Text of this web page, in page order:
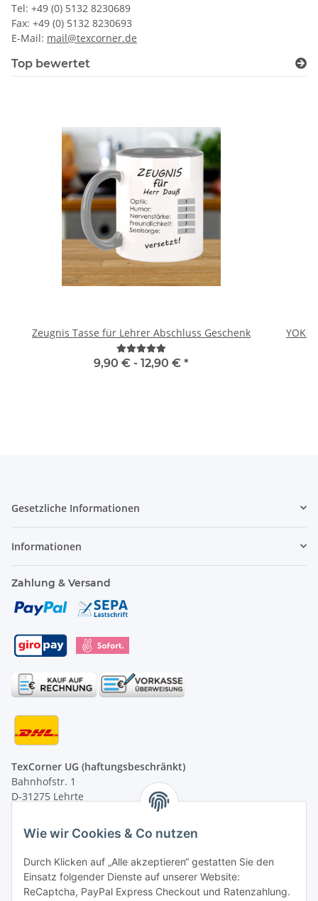
Tel: +49 (0) 5132 8230689
Fax: +49 (0) 5132 8230693
E-Mail: mail@texcorner.de
Top bewertet
Zeugnis Tasse für Lehrer Abschluss Geschenk
9,90 € - 12,90 € *
Gesetzliche Informationen
Informationen
Zahlung & Versand
TexCorner UG (haftungsbeschränkt)
Bahnhofstr. 1
D-31275 Lehrte
von 09:00 - 13:00 Uhr
Tel: +49 (0) 5132 8230689
Fax: +49 (0) 5132 8230693
Wie wir Cookies & Co nutzen
Durch Klicken auf „Alle akzeptieren“ gestatten Sie den
Einsatz folgender Dienste auf unserer Website:
ReCaptcha, PayPal Express Checkout und Ratenzahlung.